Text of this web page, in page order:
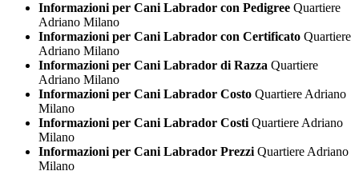
Informazioni per Cani Labrador con Pedigree Quartiere
Adriano Milano
Informazioni per Cani Labrador con Certificato Quartiere
Adriano Milano
Informazioni per Cani Labrador di Razza Quartiere
Adriano Milano
Informazioni per Cani Labrador Costo Quartiere Adriano
Milano
Informazioni per Cani Labrador Costi Quartiere Adriano
Milano
Informazioni per Cani Labrador Prezzi Quartiere Adriano
Milano